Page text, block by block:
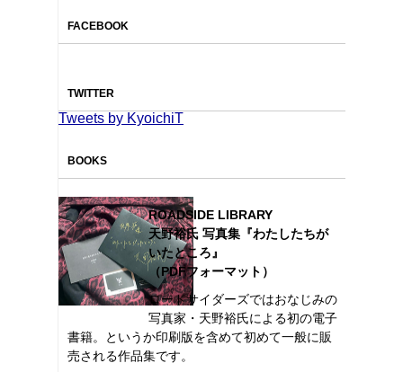
FACEBOOK
TWITTER
Tweets by KyoichiT
BOOKS
ROADSIDE LIBRARY
天野裕氏 写真集『わたしたちが
いたところ』
（PDFフォーマット）
ロードサイダーズではおなじみの
写真家・天野裕氏による初の電子
書籍。というか印刷版を含めて初めて一般に販
売される作品集です。